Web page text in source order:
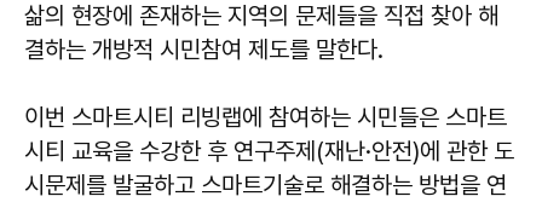
삶의 현장에 존재하는 지역의 문제들을 직접 찾아 해
결하는 개방적 시민참여 제도를 말한다.
이번 스마트시티 리빙랩에 참여하는 시민들은 스마트
시티 교육을 수강한 후 연구주제(재난·안전)에 관한 도
시문제를 발굴하고 스마트기술로 해결하는 방법을 연